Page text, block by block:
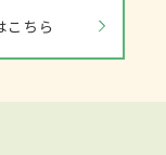
こちら